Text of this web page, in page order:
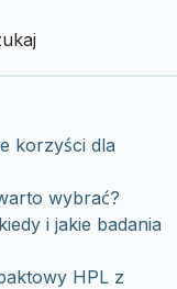
korzyści dla
wybrać?
i jakie badania
HPL z